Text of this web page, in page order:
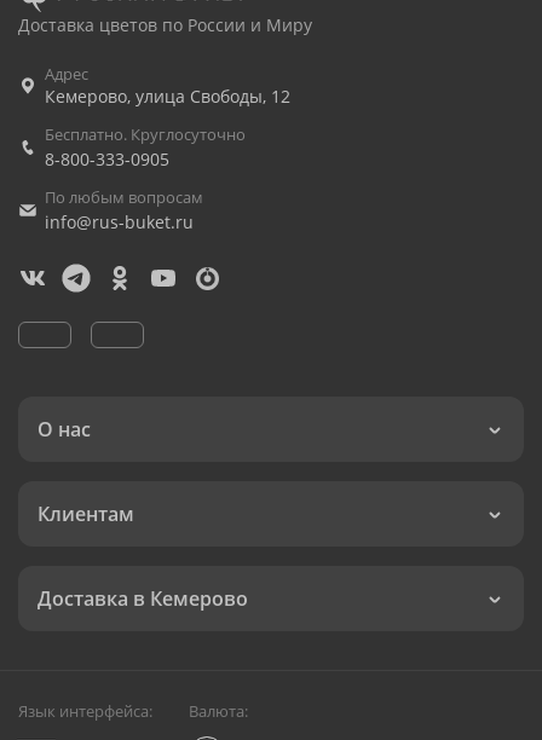
Доставка цветов по России и Миру
Адрес
Кемерово, улица Свободы, 12
Бесплатно. Круглосуточно
8-800-333-0905
По любым вопросам
info@rus-buket.ru
О нас
Клиентам
Доставка в Кемерово
Язык интерфейса: Валюта: